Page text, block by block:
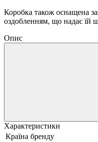
Коробка також оснащена
оздобленням, що надає їй
Опис
Характеристики
Країна бренду